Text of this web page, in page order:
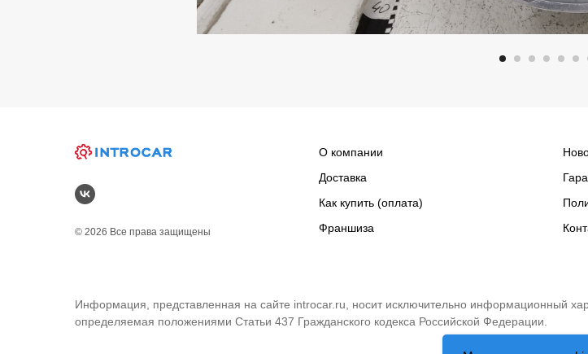
© 2026 Все права защищены
О компании
Доставка
Как купить (оплата)
Франшиза
Информация, представленная на сайте introcar.ru, носит исключительно информационный
определяемая положениями Статьи 437 Гражданского кодекса Российской Федерации.